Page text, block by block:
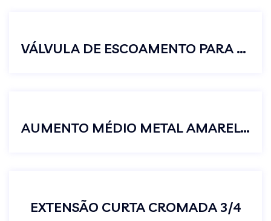
VÁLVULA DE ESCOAMENTO PARA TANQUES S/ LADRÃO 1 1/4″
AUMENTO MÉDIO METAL AMARELO 1/2
EXTENSÃO CURTA CROMADA 3/4